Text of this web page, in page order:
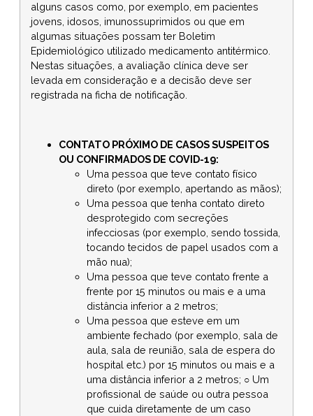
alguns casos como, por exemplo, em pacientes
jovens, idosos, imunossuprimidos ou que em
algumas situações possam ter Boletim
Epidemiológico utilizado medicamento antitérmico.
Nestas situações, a avaliação clínica deve ser
levada em consideração e a decisão deve ser
registrada na ficha de notificação.
CONTATO PRÓXIMO DE CASOS SUSPEITOS
OU CONFIRMADOS DE COVID-19:
Uma pessoa que teve contato físico
direto (por exemplo, apertando as mãos);
Uma pessoa que tenha contato direto
desprotegido com secreções
infecciosas (por exemplo, sendo tossida,
tocando tecidos de papel usados com a
mão nua);
Uma pessoa que teve contato frente a
frente por 15 minutos ou mais e a uma
distância inferior a 2 metros;
Uma pessoa que esteve em um
ambiente fechado (por exemplo, sala de
aula, sala de reunião, sala de espera do
hospital etc.) por 15 minutos ou mais e a
uma distância inferior a 2 metros; ○ Um
profissional de saúde ou outra pessoa
que cuida diretamente de um caso